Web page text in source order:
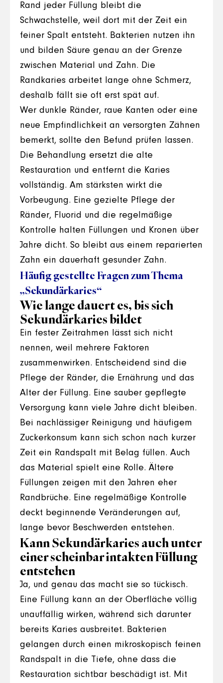
Rand jeder Füllung bleibt die
Schwachstelle, weil dort mit der Zeit ein
feiner Spalt entsteht. Bakterien nutzen ihn
und bilden Säure genau an der Grenze
zwischen Material und Zahn. Die
Randkaries arbeitet lange ohne Schmerz,
deshalb fällt sie oft erst spät auf.
Wer dunkle Ränder, raue Kanten oder eine
neue Empfindlichkeit an versorgten Zähnen
bemerkt, sollte den Befund prüfen lassen.
Die Behandlung ersetzt die alte
Restauration und entfernt die Karies
vollständig. Am stärksten wirkt die
Vorbeugung. Eine gezielte Pflege der
Ränder, Fluorid und die regelmäßige
Kontrolle halten Füllungen und Kronen über
Jahre dicht. So bleibt aus einem reparierten
Zahn ein dauerhaft gesunder Zahn.
Häufig gestellte Fragen zum Thema
„Sekundärkaries“
Wie lange dauert es, bis sich
Sekundärkaries bildet
Ein fester Zeitrahmen lässt sich nicht
nennen, weil mehrere Faktoren
zusammenwirken. Entscheidend sind die
Pflege der Ränder, die Ernährung und das
Alter der Füllung. Eine sauber gepflegte
Versorgung kann viele Jahre dicht bleiben.
Bei nachlässiger Reinigung und häufigem
Zuckerkonsum kann sich schon nach kurzer
Zeit ein Randspalt mit Belag füllen. Auch
das Material spielt eine Rolle. Ältere
Füllungen zeigen mit den Jahren eher
Randbrüche. Eine regelmäßige Kontrolle
deckt beginnende Veränderungen auf,
lange bevor Beschwerden entstehen.
Kann Sekundärkaries auch unter
einer scheinbar intakten Füllung
entstehen
Ja, und genau das macht sie so tückisch.
Eine Füllung kann an der Oberfläche völlig
unauffällig wirken, während sich darunter
bereits Karies ausbreitet. Bakterien
gelangen durch einen mikroskopisch feinen
Randspalt in die Tiefe, ohne dass die
Restauration sichtbar beschädigt ist. Mit